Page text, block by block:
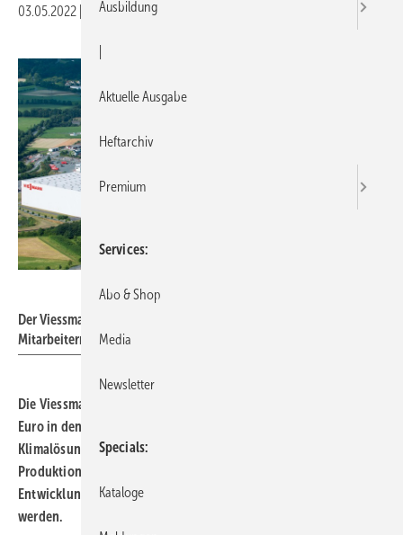
03.05.2022 Druckvorschau
Der Viessmann-Standort in Allendorf (Eder) mit ca. 4500
Mitarbeitern.
Die Viessmann Group plant, in den nächsten drei Jahren 1 Mrd.
Euro in den Ausbau von Wärmepumpen und grünen
Klimalösungen zu investieren. Durch die Investition sollen
Produktionskapazitäten sowie die Forschungs- und
Entwicklungsaktivitäten des Familienunternehmens ausgeweitet
werden.
Ausbildung
Aktuelle Ausgabe
Heftarchiv
Premium
Services
Abo & Shop
Media
Newsletter
Specials
Kataloge